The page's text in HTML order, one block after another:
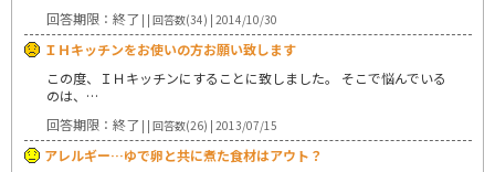
回答期限：終了 | | 回答数(34) | 2014/10/30
ＩＨキッチンをお使いの方お願い致します
この度、ＩＨキッチンにすることに致しました。 そこで悩んでいる
のは、…
回答期限：終了 | | 回答数(26) | 2013/07/15
アレルギー…ゆで卵と共に煮た食材はアウト？